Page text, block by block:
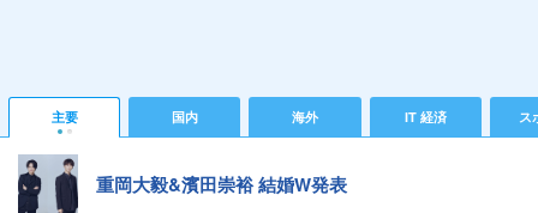
主要 国内 海外 IT 経済 ス
重岡大毅&濱田崇裕 結婚W発表